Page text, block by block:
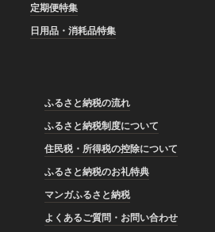
定期便特集
日用品・消耗品特集
ふるさと納税の流れ
ふるさと納税制度について
住民税・所得税の控除について
ふるさと納税のお礼特典
マンガふるさと納税
よくあるご質問・お問い合わせ